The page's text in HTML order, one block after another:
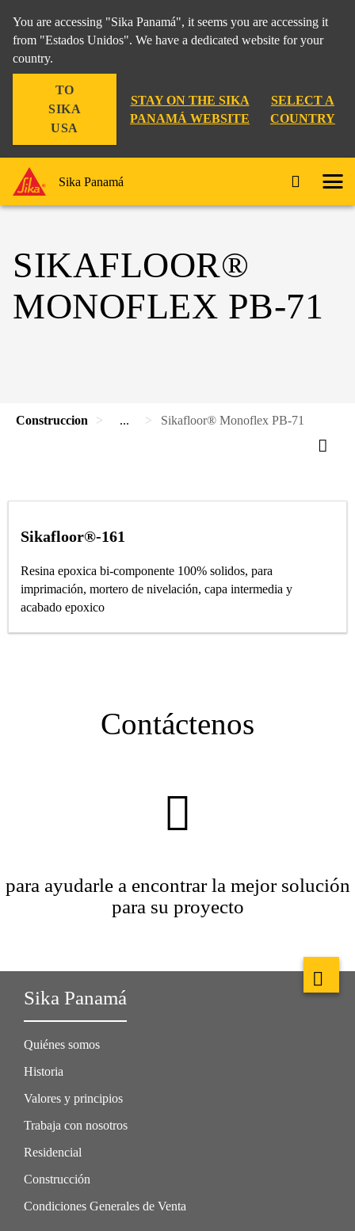
You are accessing "Sika Panamá", it seems you are accessing it
from "Estados Unidos". We have a dedicated website for your
country.
TO
SIKA
USA
STAY ON THE SIKA
PANAMÁ WEBSITE
SELECT A
COUNTRY
Sika Panamá
SIKAFLOOR®
MONOFLEX PB-71
Construccion ... Sikafloor® Monoflex PB-71
Sikafloor®-161
Resina epoxica bi-componente 100% solidos, para
imprimación, mortero de nivelación, capa intermedia y
acabado epoxico
Contáctenos
para ayudarle a encontrar la mejor solución
para su proyecto
Sika Panamá
Quiénes somos
Historia
Valores y principios
Trabaja con nosotros
Residencial
Construcción
Condiciones Generales de Venta